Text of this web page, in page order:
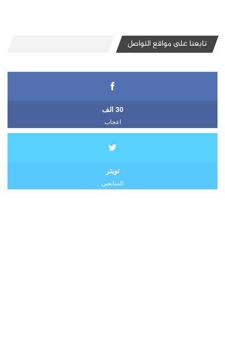
تابعنا على مواقع التواصل
30 الف
اعجاب
تويتر
المتابعين